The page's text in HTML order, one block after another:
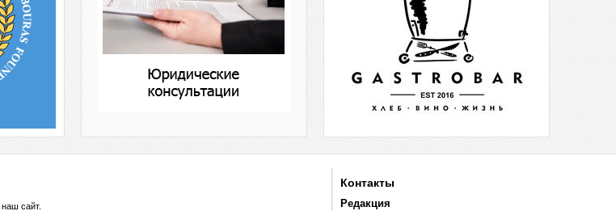
наш сайт.
Контакты
Редакция